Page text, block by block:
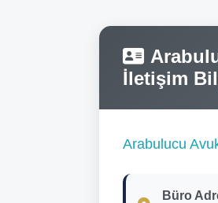
İletişim
Arabulucu
Büro